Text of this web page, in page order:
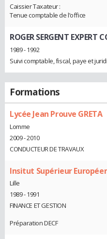
Caissier Taxateur :
Tenue comptable de l’office
ROGER SERGENT EXPERT
1989 - 1992
Suivi comptable, fiscal, paye et
Formations
Lycée Jean Prouve GRETA
Lomme
2009 - 2010
CONDUCTEUR DE TRAVAUX
Insitut Supérieur
Lille
1989 - 1991
FINANCE ET GESTION
Préparation DECF